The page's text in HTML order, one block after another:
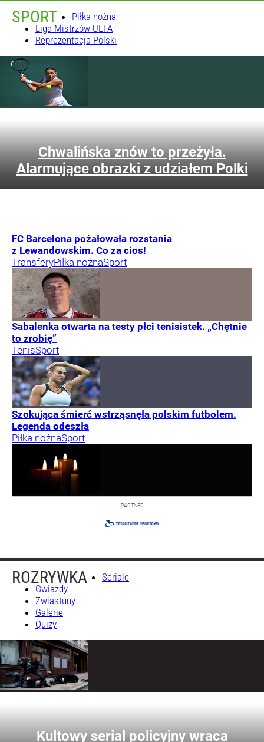
SPORT
Piłka nożna
Liga Mistrzów UEFA
Reprezentacja Polski
Chwalińska znów to przeżyła.
Alarmujące obrazki z udziałem Polki
FC Barcelona pożałowała rozstania
z Lewandowskim. Co za cios!
TransferyPiłka nożnaSport
Sabalenka otwarta na testy płci tenisistek. „Chętnie
to zrobię”
TenisSport
Szokująca śmierć wstrząsnęła polskim futbolem.
Legenda odeszła
Piłka nożnaSport
PARTNER
ROZRYWKA
Seriale
Gwiazdy
Zwiastuny
Galerie
Quizy
Kultowy serial policyjny wraca